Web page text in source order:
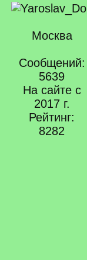
Москва
Сообщений:
5639
На сайте с
2017 г.
Рейтинг:
8282